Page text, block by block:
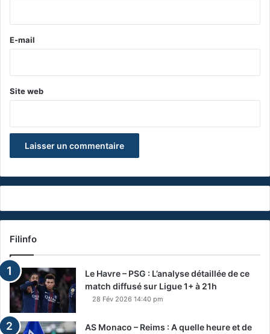
e
E-mail
Site web
Filinfo
Le Havre – PSG : L’analyse détaillée de ce
match diffusé sur Ligue 1+ à 21h
28 Fév 2026 14:40 pm
AS Monaco – Reims : A quelle heure et de